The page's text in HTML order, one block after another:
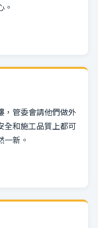
。
，管委會請他們做外
全和施工品質上都可
一新。